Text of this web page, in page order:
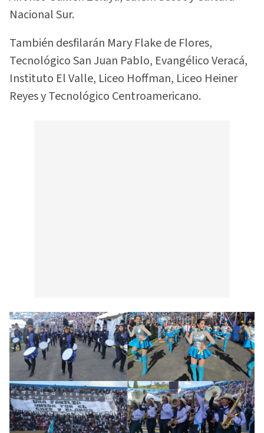
Nacional Sur.
También desfilarán Mary Flake de Flores,
Tecnológico San Juan Pablo, Evangélico Veracá,
Instituto El Valle, Liceo Hoffman, Liceo Heiner
Reyes y Tecnológico Centroamericano.